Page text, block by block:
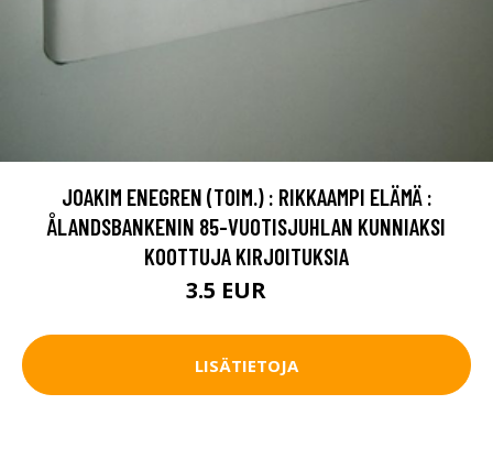
JOAKIM ENEGREN (TOIM.) : RIKKAAMPI ELÄMÄ :
ÅLANDSBANKENIN 85-VUOTISJUHLAN KUNNIAKSI
KOOTTUJA KIRJOITUKSIA
3.5 EUR
LISÄTIETOJA